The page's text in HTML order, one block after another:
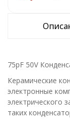
75pF 50V
Керамические
электронные
электрического
таких